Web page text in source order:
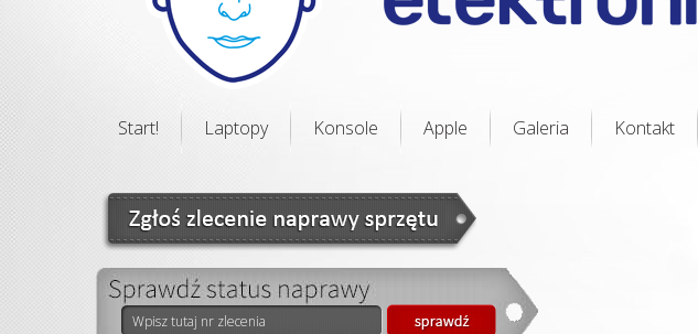
Start! Laptopy Konsole Apple Galeria Kontakt